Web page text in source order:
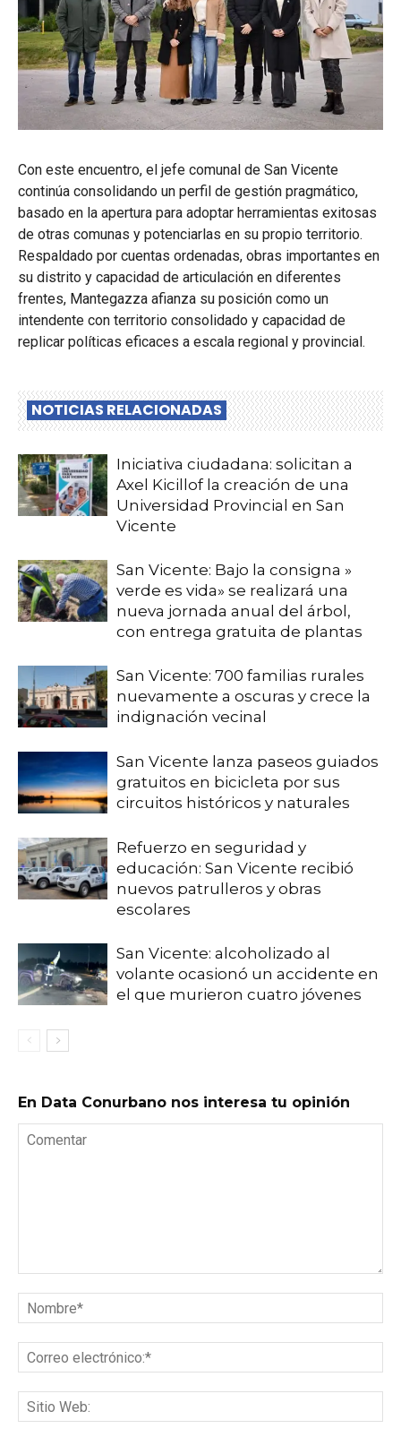
Con este encuentro, el jefe comunal de San Vicente
continúa consolidando un perfil de gestión pragmático,
basado en la apertura para adoptar herramientas exitosas
de otras comunas y potenciarlas en su propio territorio.
Respaldado por cuentas ordenadas, obras importantes en
su distrito y capacidad de articulación en diferentes
frentes, Mantegazza afianza su posición como un
intendente con territorio consolidado y capacidad de
replicar políticas eficaces a escala regional y provincial.
NOTICIAS RELACIONADAS
Iniciativa ciudadana: solicitan a
Axel Kicillof la creación de una
Universidad Provincial en San
Vicente
San Vicente: Bajo la consigna »
verde es vida» se realizará una
nueva jornada anual del árbol,
con entrega gratuita de plantas
San Vicente: 700 familias rurales
nuevamente a oscuras y crece la
indignación vecinal
San Vicente lanza paseos guiados
gratuitos en bicicleta por sus
circuitos históricos y naturales
Refuerzo en seguridad y
educación: San Vicente recibió
nuevos patrulleros y obras
escolares
San Vicente: alcoholizado al
volante ocasionó un accidente en
el que murieron cuatro jóvenes
En Data Conurbano nos interesa tu opinión